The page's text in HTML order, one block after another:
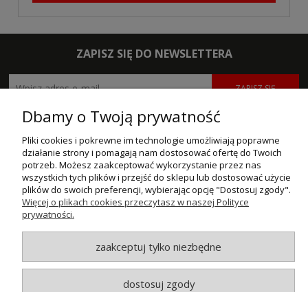
ZAPISZ SIĘ DO NEWSLETTERA
ZAPISZ SIĘ
POMOC
MOJE KONTO
PŁATNOŚCI I DOSTAWA
O NAS
© MAXSOTE 2026.Wszystkie prawa zastrzeżone.
Dbamy o Twoją prywatność
Pliki cookies i pokrewne im technologie umożliwiają poprawne
działanie strony i pomagają nam dostosować ofertę do Twoich
potrzeb. Możesz zaakceptować wykorzystanie przez nas
wszystkich tych plików i przejść do sklepu lub dostosować użycie
plików do swoich preferencji, wybierając opcję "Dostosuj zgody".
Więcej o plikach cookies przeczytasz w naszej Polityce
prywatności.
zaakceptuj tylko niezbędne
dostosuj zgody